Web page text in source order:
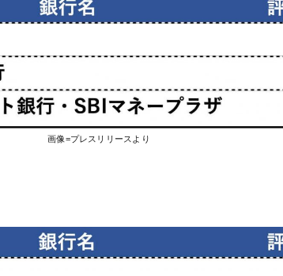
画像=プレスリリースより